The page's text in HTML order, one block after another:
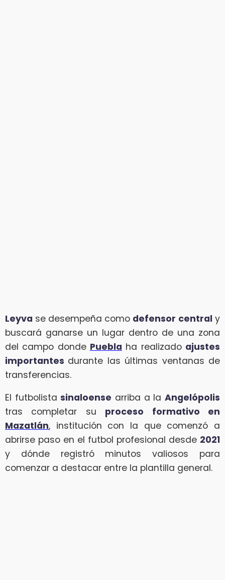
Leyva se desempeña como defensor central y
buscará ganarse un lugar dentro de una zona
del campo donde Puebla ha realizado ajustes
importantes durante las últimas ventanas de
transferencias.
El futbolistasinaloense arriba a laAngelópolis
tras completar su proceso formativo en
Mazatlán, institución con la que comenzó a
abrirse paso en el futbol profesional desde 2021
y dónde registró minutos valiosos para
comenzar a destacar entre la plantilla general.